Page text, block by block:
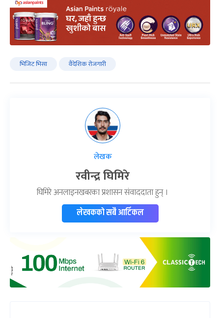
भिजिट भिसा वैदेशिक रोजगारी
लेखक
रवीन्द्र घिमिरे
घिमिरे अनलाइनखबरका प्रशासन संवाददाता हुन् ।
लेखकको सबै आर्टिकल